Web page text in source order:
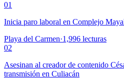
01
Inicia paro laboral en Complejo
Playa del Carmen·1,996 lecturas
02
Asesinan al creador de contenido
transmisión en Culiacán